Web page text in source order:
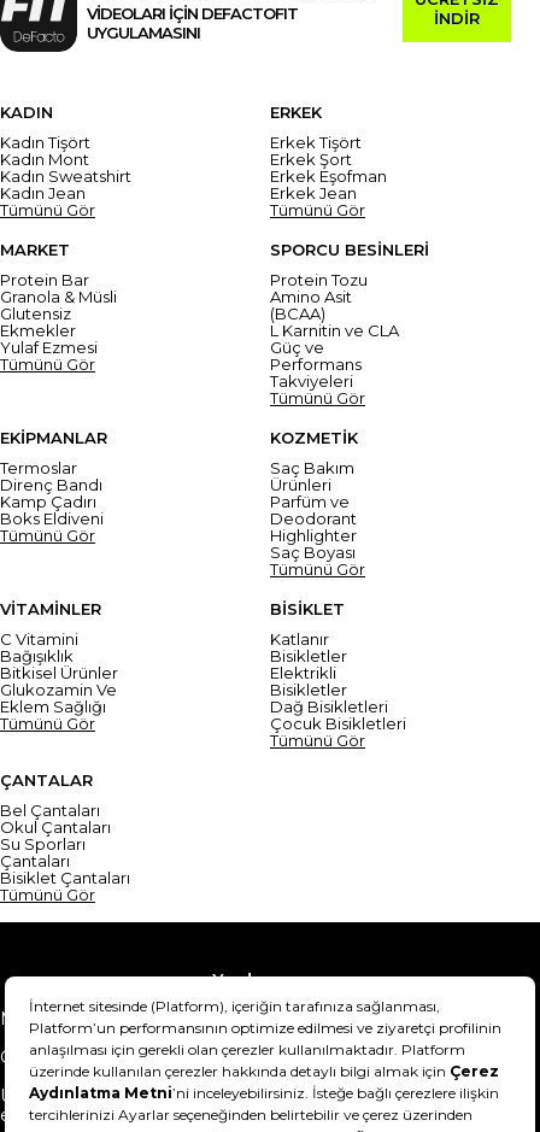
VİDEOLARI İÇİN DEFACTOFIT
UYGULAMASINI
İNDİR
KADIN
Kadın Tişört
Kadın Mont
Kadın Sweatshirt
Kadın Jean
Tümünü Gör
ERKEK
Erkek Tişört
Erkek Şort
Erkek Eşofman
Erkek Jean
Tümünü Gör
MARKET
Protein Bar
Granola & Müsli
Glutensiz
Ekmekler
Yulaf Ezmesi
Tümünü Gör
SPORCU BESİNLERİ
Protein Tozu
Amino Asit
(BCAA)
L Karnitin ve CLA
Güç ve
Performans
Takviyeleri
Tümünü Gör
EKİPMANLAR
Termoslar
Direnç Bandı
Kamp Çadırı
Boks Eldiveni
Tümünü Gör
KOZMETİK
Saç Bakım
Ürünleri
Parfüm ve
Deodorant
Highlighter
Saç Boyası
Tümünü Gör
VİTAMİNLER
C Vitamini
Bağışıklık
Bitkisel Ürünler
Glukozamin Ve
Eklem Sağlığı
Tümünü Gör
BİSİKLET
Katlanır
Bisikletler
Elektrikli
Bisikletler
Dağ Bisikletleri
Çocuk Bisikletleri
Tümünü Gör
ÇANTALAR
Bel Çantaları
Okul Çantaları
Su Sporları
Çantaları
Bisiklet Çantaları
Tümünü Gör
Yardım
Mesafeli Satış Sözleşmesi
Teslimat Bilgisi
Gizlilik Sözleşmesi
Şartlar & Koşullar
Ürünümü nasıl iade
edebilirim?
Hakkımızda